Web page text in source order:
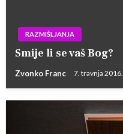
RAZMIŠLJANJA
Smije li se vaš Bog?
Zvonko Franc 7. travnja 2016.